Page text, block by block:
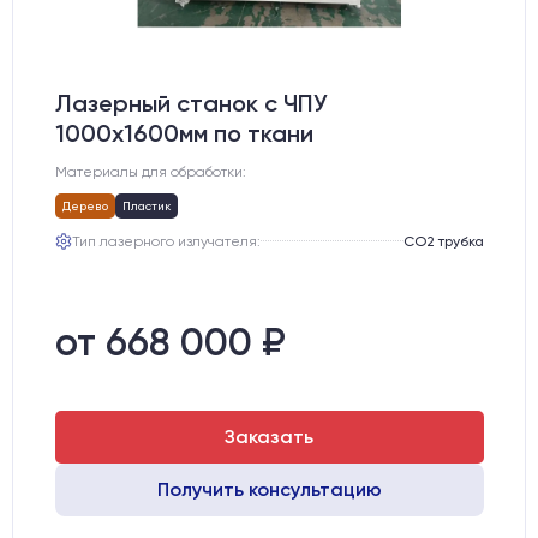
Лазерный станок c ЧПУ
1000х1600мм по ткани
Материалы для обработки:
Дерево Пластик
Тип лазерного излучателя: СО2 трубка
от 668 000 ₽
Заказать
Получить консультацию